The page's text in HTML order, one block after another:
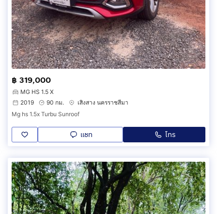
฿ 319,000
MG HS 1.5 X
2019
90 กม.
เสิงสาง นครราชสีมา
Mg hs 1.5x Turbu Sunroof
แชท โทร